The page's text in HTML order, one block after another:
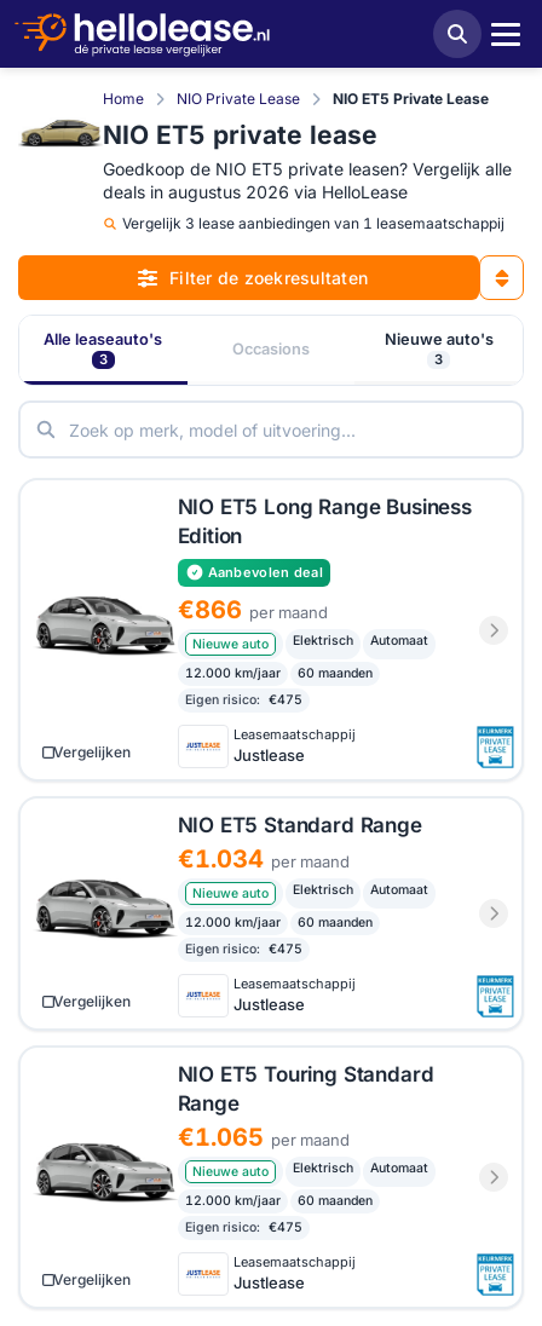
Home NIO Private Lease NIO ET5 Private Lease
NIO ET5 private lease
Goedkoop de NIO ET5 private leasen? Vergelijk alle
deals in augustus 2026 via HelloLease
Vergelijk 3 lease aanbiedingen van 1 leasemaatschappij
Filter de zoekresultaten
Alle leaseauto's
3
Occasions Nieuwe auto's
3
NIO ET5 Long Range Business
Edition
Aanbevolen deal
€866 per maand
Nieuwe auto Elektrisch Automaat
12.000 km/jaar
60 maanden
Eigen risico:
€475
Leasemaatschappij
Justlease
Vergelijken
NIO ET5 Standard Range
€1.034 per maand
Nieuwe auto Elektrisch Automaat
12.000 km/jaar
60 maanden
Eigen risico:
€475
Leasemaatschappij
Justlease
Vergelijken
NIO ET5 Touring Standard
Range
€1.065 per maand
Nieuwe auto Elektrisch Automaat
12.000 km/jaar
60 maanden
Eigen risico:
€475
Leasemaatschappij
Justlease
Vergelijken